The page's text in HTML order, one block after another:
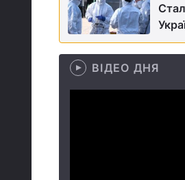
ВІДЕО ДНЯ